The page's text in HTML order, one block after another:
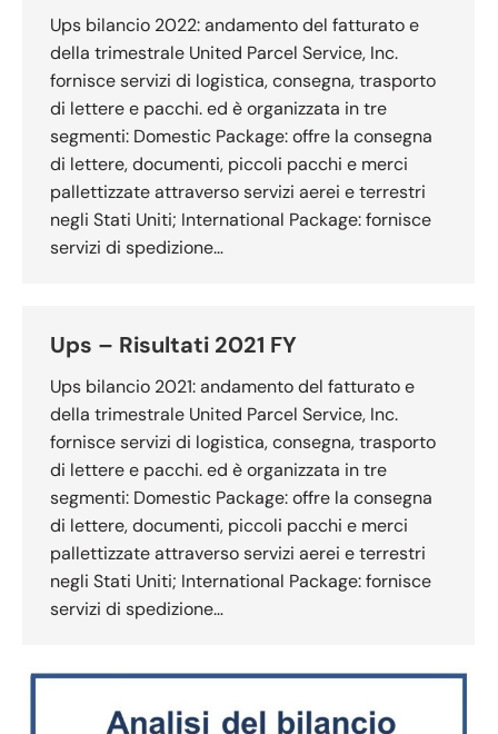
Ups bilancio 2022: andamento del fatturato e
della trimestrale United Parcel Service, Inc.
fornisce servizi di logistica, consegna, trasporto
di lettere e pacchi. ed è organizzata in tre
segmenti: Domestic Package: offre la consegna
di lettere, documenti, piccoli pacchi e merci
pallettizzate attraverso servizi aerei e terrestri
negli Stati Uniti; International Package: fornisce
servizi di spedizione…
Ups – Risultati 2021 FY
Ups bilancio 2021: andamento del fatturato e
della trimestrale United Parcel Service, Inc.
fornisce servizi di logistica, consegna, trasporto
di lettere e pacchi. ed è organizzata in tre
segmenti: Domestic Package: offre la consegna
di lettere, documenti, piccoli pacchi e merci
pallettizzate attraverso servizi aerei e terrestri
negli Stati Uniti; International Package: fornisce
servizi di spedizione…